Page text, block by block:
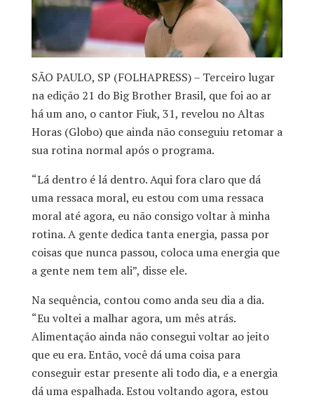
SÃO PAULO, SP (FOLHAPRESS) – Terceiro lugar
na edição 21 do Big Brother Brasil, que foi ao ar
há um ano, o cantor Fiuk, 31, revelou no Altas
Horas (Globo) que ainda não conseguiu retomar a
sua rotina normal após o programa.
“Lá dentro é lá dentro. Aqui fora claro que dá
uma ressaca moral, eu estou com uma ressaca
moral até agora, eu não consigo voltar à minha
rotina. A gente dedica tanta energia, passa por
coisas que nunca passou, coloca uma energia que
a gente nem tem ali”, disse ele.
Na sequência, contou como anda seu dia a dia.
“Eu voltei a malhar agora, um mês atrás.
Alimentação ainda não consegui voltar ao jeito
que eu era. Então, você dá uma coisa para
conseguir estar presente ali todo dia, e a energia
dá uma espalhada. Estou voltando agora, estou